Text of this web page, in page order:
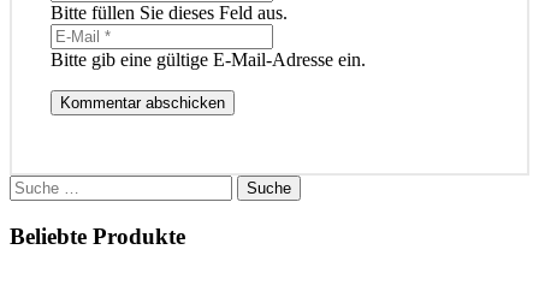
Bitte füllen Sie dieses Feld aus.
Bitte gib eine gültige E-Mail-Adresse ein.
Kommentar abschicken
Suche
nach:
Beliebte Produkte